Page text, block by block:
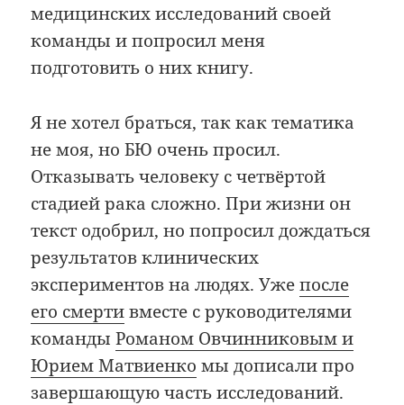
медицинских исследований своей
команды и попросил меня
подготовить о них книгу.
Я не хотел браться, так как тематика
не моя, но БЮ очень просил.
Отказывать человеку с четвёртой
стадией рака сложно. При жизни он
текст одобрил, но попросил дождаться
результатов клинических
экспериментов на людях. Ужепосле
его смертивместе с руководителями
командыРоманом Овчинниковым и
Юрием Матвиенко мы дописали про
завершающую часть исследований.